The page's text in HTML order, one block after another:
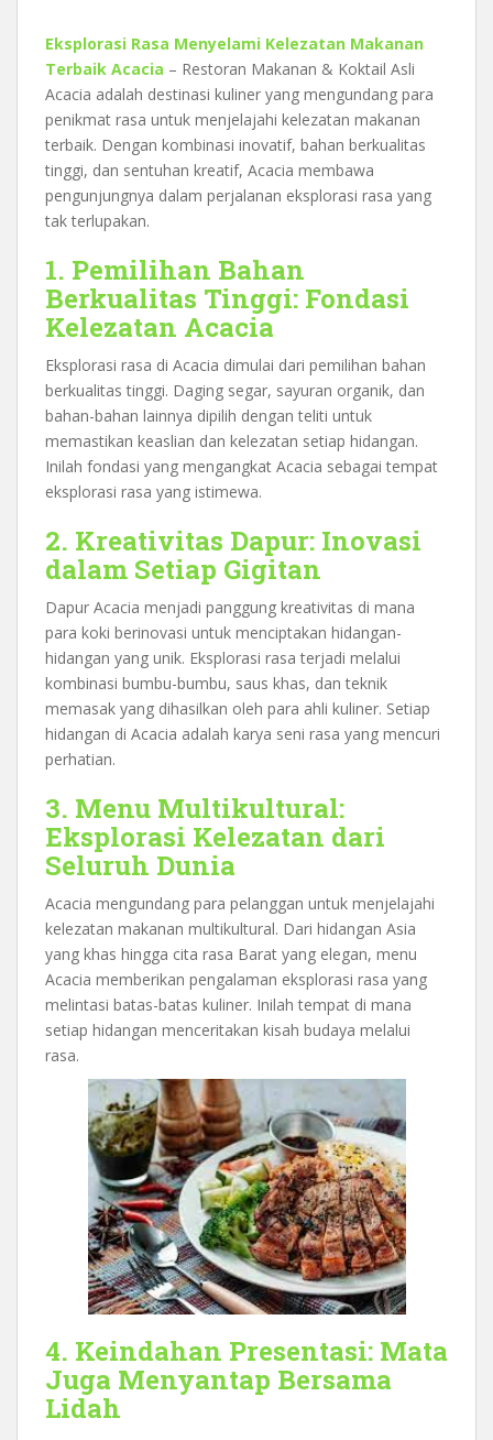
Eksplorasi Rasa Menyelami Kelezatan Makanan
Terbaik Acacia – Restoran Makanan & Koktail Asli
Acacia adalah destinasi kuliner yang mengundang para
penikmat rasa untuk menjelajahi kelezatan makanan
terbaik. Dengan kombinasi inovatif, bahan berkualitas
tinggi, dan sentuhan kreatif, Acacia membawa
pengunjungnya dalam perjalanan eksplorasi rasa yang
tak terlupakan.
1. Pemilihan Bahan
Berkualitas Tinggi: Fondasi
Kelezatan Acacia
Eksplorasi rasa di Acacia dimulai dari pemilihan bahan
berkualitas tinggi. Daging segar, sayuran organik, dan
bahan-bahan lainnya dipilih dengan teliti untuk
memastikan keaslian dan kelezatan setiap hidangan.
Inilah fondasi yang mengangkat Acacia sebagai tempat
eksplorasi rasa yang istimewa.
2. Kreativitas Dapur: Inovasi
dalam Setiap Gigitan
Dapur Acacia menjadi panggung kreativitas di mana
para koki berinovasi untuk menciptakan hidangan-
hidangan yang unik. Eksplorasi rasa terjadi melalui
kombinasi bumbu-bumbu, saus khas, dan teknik
memasak yang dihasilkan oleh para ahli kuliner. Setiap
hidangan di Acacia adalah karya seni rasa yang mencuri
perhatian.
3. Menu Multikultural:
Eksplorasi Kelezatan dari
Seluruh Dunia
Acacia mengundang para pelanggan untuk menjelajahi
kelezatan makanan multikultural. Dari hidangan Asia
yang khas hingga cita rasa Barat yang elegan, menu
Acacia memberikan pengalaman eksplorasi rasa yang
melintasi batas-batas kuliner. Inilah tempat di mana
setiap hidangan menceritakan kisah budaya melalui
rasa.
4. Keindahan Presentasi: Mata
Juga Menyantap Bersama
Lidah